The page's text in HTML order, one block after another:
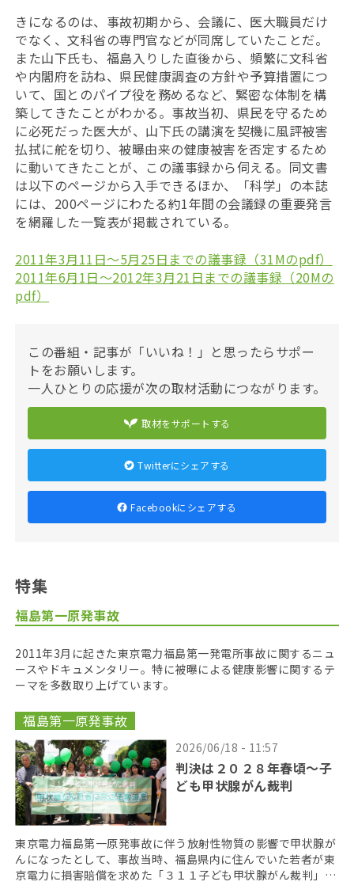
きになるのは、事故初期から、会議に、医大職員だけ
でなく、文科省の専門官などが同席していたことだ。
また山下氏も、福島入りした直後から、頻繁に文科省
や内閣府を訪ね、県民健康調査の方針や予算措置につ
いて、国とのパイプ役を務めるなど、緊密な体制を構
築してきたことがわかる。事故当初、県民を守るため
に必死だった医大が、山下氏の講演を契機に風評被害
払拭に舵を切り、被曝由来の健康被害を否定するため
に動いてきたことが、この議事録から伺える。同文書
は以下のページから入手できるほか、「科学」の本誌
には、200ページにわたる約1年間の会議録の重要発言
を網羅した一覧表が掲載されている。
2011年3月11日〜5月25日までの議事録（31Mのpdf）
2011年6月1日〜2012年3月21日までの議事録（20Mの
pdf）
この番組・記事が「いいね！」と思ったらサポー
トをお願いします。
一人ひとりの応援が次の取材活動につながります。
取材をサポートする
Twitterにシェアする
Facebookにシェアする
特集
福島第一原発事故
2011年3月に起きた東京電力福島第一発電所事故に関するニュ
ースやドキュメンタリー。特に被曝による健康影響に関するテ
ーマを多数取り上げています。
福島第一原発事故
2026/06/18 - 11:57
判決は２０２８年春頃〜子
ども甲状腺がん裁判
東京電力福島第一原発事故に伴う放射性物質の影響で甲状腺が
んになったとして、事故当時、福島県内に住んでいた若者が東
京電力に損害賠償を求めた「３１１子ども甲状腺がん裁判」の